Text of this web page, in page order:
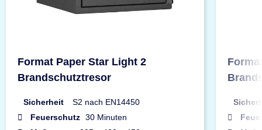
Format Paper Star Light 2
Brandschutztresor
Sicherheit
S2 nach EN14450
Feuerschutz 30 Minuten